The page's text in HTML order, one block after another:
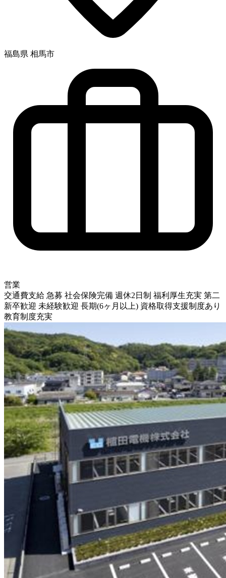
福島県 相馬市
営業
交通費支給 急募 社会保険完備 週休2日制 福利厚生充実 第二
新卒歓迎 未経験歓迎 長期(6ヶ月以上) 資格取得支援制度あり
教育制度充実